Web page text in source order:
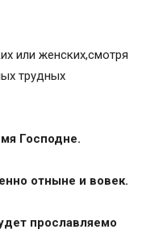
или женских,смотря
трудных
Господне.
отныне и вовек.
прославляемо